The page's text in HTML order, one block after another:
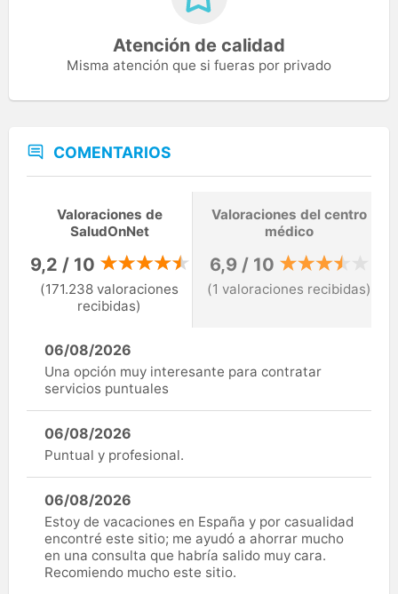
Atención de calidad
Misma atención que si fueras por privado
COMENTARIOS
Valoraciones de
SaludOnNet
9,2 / 10
(171.238 valoraciones
recibidas)
Valoraciones del centro
médico
6,9 / 10
(1 valoraciones recibidas)
06/08/2026
Una opción muy interesante para contratar
servicios puntuales
06/08/2026
Puntual y profesional.
06/08/2026
Estoy de vacaciones en España y por casualidad
encontré este sitio; me ayudó a ahorrar mucho
en una consulta que habría salido muy cara.
Recomiendo mucho este sitio.